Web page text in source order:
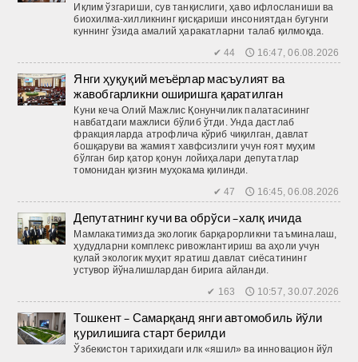
Иқлим ўзгариши, сув танқислиги, ҳаво ифлосланиши ва
биохилма-хилликнинг қисқариши инсониятдан бугунги
куннинг ўзида амалий ҳаракатларни талаб қилмоқда.
✔ 44 🕔 16:47, 06.08.2026
Янги ҳуқуқий меъёрлар масъулият ва
жавобгарликни оширишга қаратилган
Куни кеча Олий Мажлис Қонунчилик палатасининг
навбатдаги мажлиси бўлиб ўтди. Унда дастлаб
фракцияларда атрофлича кўриб чиқилган, давлат
бошқаруви ва жамият хавфсизлиги учун ғоят муҳим
бўлган бир қатор қонун лойиҳалари депутатлар
томонидан қизғин муҳокама қилинди.
✔ 47 🕔 16:45, 06.08.2026
Депутатнинг кучи ва обрўси –халқ ичида
Мамлакатимизда экологик барқарорликни таъминалаш,
ҳудудларни комплекс ривожлантириш ва аҳоли учун
қулай экологик муҳит яратиш давлат сиёсатининг
устувор йўналишлардан бирига айланди.
✔ 163 🕔 10:57, 30.07.2026
Тошкент – Самарқанд янги автомобиль йўли
қурилишига старт берилди
Ўзбекистон тарихидаги илк «яшил» ва инновацион йўл